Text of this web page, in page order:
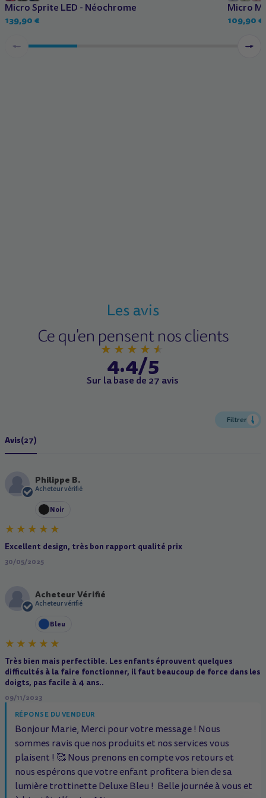
Micro Sprite LED - Néochrome
139,90 €
Micro
109,90 €
Les avis
Ce qu'en pensent nos clients
4.4/5
Sur la base de 27 avis
Avis(27)
Filtrer
P
Philippe B.
Acheteur vérifié
Noir
Excellent design, très bon rapport qualité prix
30/05/2025
A
Acheteur Vérifié
Acheteur vérifié
Bleu
Très bien mais perfectible. Les enfants éprouvent quelques
difficultés à la faire fonctionner, il faut beaucoup de force dans les
doigts, pas facile à 4 ans..
09/11/2023
RÉPONSE DU VENDEUR
Bonjour Marie, Merci pour votre message ! Nous
sommes ravis que nos produits et nos services vous
plaisent ! 🥰 Nous prenons en compte vos retours et
nous espérons que votre enfant profitera bien de sa
lumière trottinette Deluxe Bleu ! ️ Belle journée à vous et